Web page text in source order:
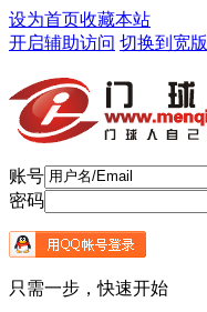
设为首页收藏本站
开启辅助访问 切换到宽版
账号
密码
只需一步，快速开始